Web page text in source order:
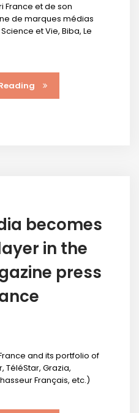
France et de son
de marques médias
et Vie, Biba, Le
becomes
in the
press
and its portfolio of
TéléStar, Grazia,
Français, etc.)